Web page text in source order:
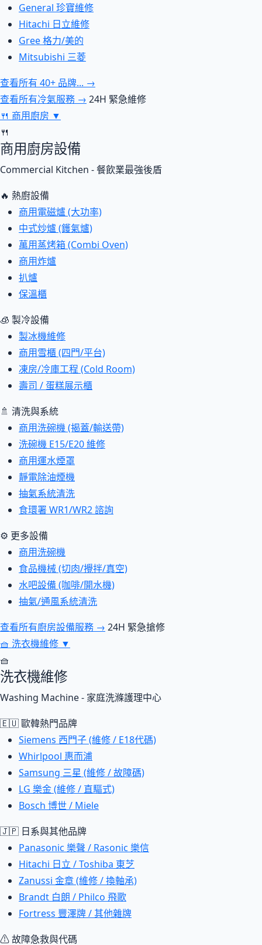
General 珍寶維修
Hitachi 日立維修
Gree 格力/美的
Mitsubishi 三菱
查看所有 40+ 品牌... →
查看所有冷氣服務 → 24H 緊急維修
🍴 商用廚房 ▼
🍴
商用廚房設備
Commercial Kitchen - 餐飲業最強後盾
🔥 熱廚設備
商用電磁爐 (大功率)
中式炒爐 (鑊氣爐)
萬用蒸烤箱 (Combi Oven)
商用炸爐
扒爐
保溫櫃
🧊 製冷設備
製冰機維修
商用雪櫃 (四門/平台)
凍房/冷庫工程 (Cold Room)
壽司 / 蛋糕展示櫃
🚿 清洗與系統
商用洗碗機 (揭蓋/輸送帶)
洗碗機 E15/E20 維修
商用運水煙罩
靜電除油煙機
抽氣系統清洗
食環署 WR1/WR2 諮詢
⚙ 更多設備
商用洗碗機
食品機械 (切肉/攪拌/真空)
水吧設備 (咖啡/開水機)
抽氣/通風系統清洗
查看所有廚房設備服務 → 24H 緊急搶修
🧺 洗衣機維修 ▼
🧺
洗衣機維修
Washing Machine - 家庭洗滌護理中心
🇪🇺 歐韓熱門品牌
Siemens 西門子 (維修 / E18代碼)
Whirlpool 惠而浦
Samsung 三星 (維修 / 故障碼)
LG 樂金 (維修 / 直驅式)
Bosch 博世 / Miele
🇯🇵 日系與其他品牌
Panasonic 樂聲 / Rasonic 樂信
Hitachi 日立 / Toshiba 東芝
Zanussi 金章 (維修 / 換軸承)
Brandt 白朗 / Philco 飛歌
Fortress 豐澤牌 / 其他雜牌
⚠ 故障急救與代碼